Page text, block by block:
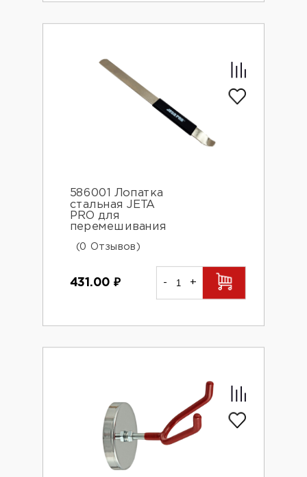
586001 Лопатка
стальная JETA
PRO для
перемешивания
(0 Отзывов)
431.00 ₽ - +